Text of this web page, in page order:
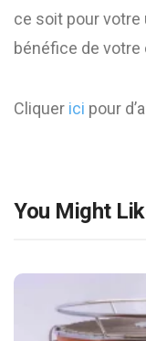
ce soit pour votre
bénéfice de
Cliquer ici pour
You Might